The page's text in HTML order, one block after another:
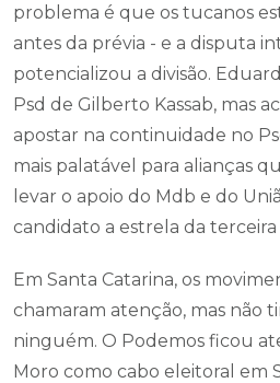
problema é que os tucanos
antes da prévia - e a disputa
potencializou a divisão.
Psd de Gilberto Kassab, mas
apostar na continuidade no
mais palatável para alianças
levar o apoio do Mdb e do
candidato a estrela da terceira
Em Santa Catarina, os
chamaram atenção, mas não
ninguém. O Podemos ficou
Moro como cabo eleitoral em